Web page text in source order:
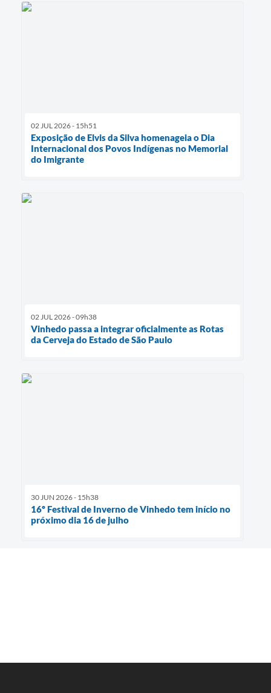
02 JUL 2026 - 15h51
Exposição de Elvis da Silva homenageia o Dia
Internacional dos Povos Indígenas no Memorial
do Imigrante
02 JUL 2026 - 09h38
Vinhedo passa a integrar oficialmente as Rotas
da Cerveja do Estado de São Paulo
30 JUN 2026 - 15h38
16º Festival de Inverno de Vinhedo tem início no
próximo dia 16 de julho